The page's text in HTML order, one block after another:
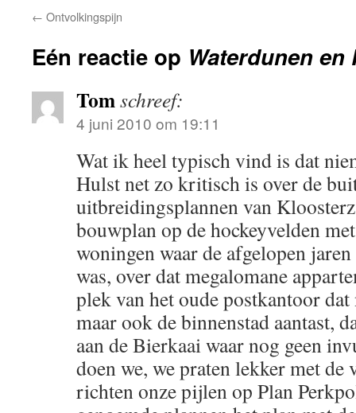
← Ontvolkingspijn
Eén reactie op Waterdunen
Tomschreef:
4 juni 2010 om 19:11
Wat ik heel typisch vind is dat
Hulst net zo kritisch is over de
uitbreidingsplannen van
bouwplan op de hockeyvelden
woningen waar de afgelopen
was, over dat megalomane
plek van het oude postkantoor
maar ook de binnenstad aantast,
aan de Bierkaai waar nog geen
doen we, we praten lekker met de
richten onze pijlen op Plan